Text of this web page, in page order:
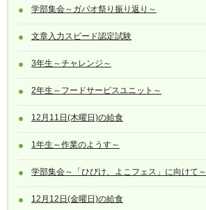
学部集会～ガパオ祭り振り返り～
文章入力スピード認定試験
3年生～チャレンジ～
2年生～フードサービスユニット～
12月11日(木曜日)の給食
1年生～作業のようす～
学部集会～「ひびけ、よこフェス」に向けて～
12月12日(金曜日)の給食